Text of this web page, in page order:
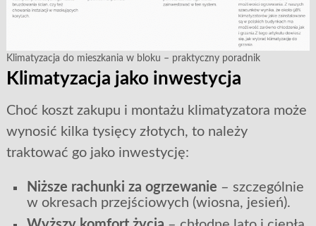
Klimatyzacja do mieszkania w bloku – praktyczny poradnik
Klimatyzacja jako inwestycja
Choć koszt zakupu i montażu klimatyzatora może
wynosić kilka tysięcy złotych, to należy
traktować go jako inwestycję:
Niższe rachunki za ogrzewanie – szczególnie
w okresach przejściowych (wiosna, jesień).